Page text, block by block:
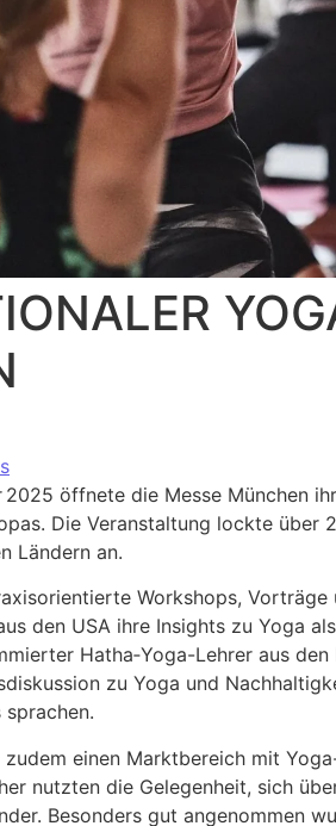
2025 öffnete die Messe München
Die Veranstaltung lockte über
Ländern an.
Workshops,
den USA ihre Insights zu Yoga
Hatha‑Yoga-Lehrer aus
zu Yoga und
einen Marktbereich mit
nutzten die Gelegenheit, sich
Besonders gut angenommen